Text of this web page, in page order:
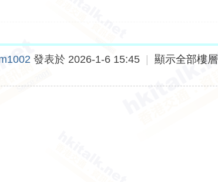
發表於 2026-1-6 15:45 顯示全部樓層